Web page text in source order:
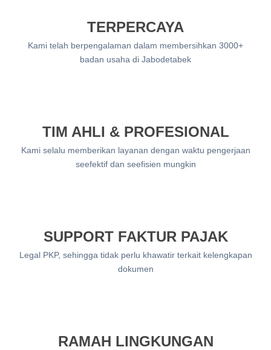
TERPERCAYA
Kami telah berpengalaman dalam membersihkan 3000+
badan usaha di Jabodetabek
TIM AHLI & PROFESIONAL
Kami selalu memberikan layanan dengan waktu pengerjaan
seefektif dan seefisien mungkin
SUPPORT FAKTUR PAJAK
Legal PKP, sehingga tidak perlu khawatir terkait kelengkapan
dokumen
RAMAH LINGKUNGAN